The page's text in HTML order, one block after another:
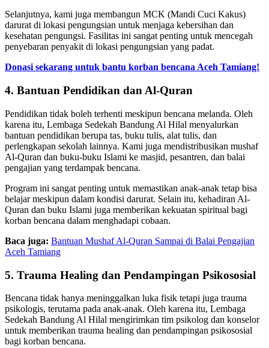
Selanjutnya, kami juga membangun MCK (Mandi Cuci Kakus)
darurat di lokasi pengungsian untuk menjaga kebersihan dan
kesehatan pengungsi. Fasilitas ini sangat penting untuk mencegah
penyebaran penyakit di lokasi pengungsian yang padat.
Donasi sekarang untuk bantu korban bencana Aceh Tamiang!
4. Bantuan Pendidikan dan Al-Quran
Pendidikan tidak boleh terhenti meskipun bencana melanda. Oleh
karena itu, Lembaga Sedekah Bandung Al Hilal menyalurkan
bantuan pendidikan berupa tas, buku tulis, alat tulis, dan
perlengkapan sekolah lainnya. Kami juga mendistribusikan mushaf
Al-Quran dan buku-buku Islami ke masjid, pesantren, dan balai
pengajian yang terdampak bencana.
Program ini sangat penting untuk memastikan anak-anak tetap bisa
belajar meskipun dalam kondisi darurat. Selain itu, kehadiran Al-
Quran dan buku Islami juga memberikan kekuatan spiritual bagi
korban bencana dalam menghadapi cobaan.
Baca juga: Bantuan Mushaf Al-Quran Sampai di Balai Pengajian
Aceh Tamiang
5. Trauma Healing dan Pendampingan Psikososial
Bencana tidak hanya meninggalkan luka fisik tetapi juga trauma
psikologis, terutama pada anak-anak. Oleh karena itu, Lembaga
Sedekah Bandung Al Hilal mengirimkan tim psikolog dan konselor
untuk memberikan trauma healing dan pendampingan psikososial
bagi korban bencana.